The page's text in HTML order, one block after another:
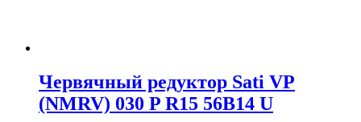
Червячный редуктор Sati VP
(NMRV) 030 P R15 56B14 U